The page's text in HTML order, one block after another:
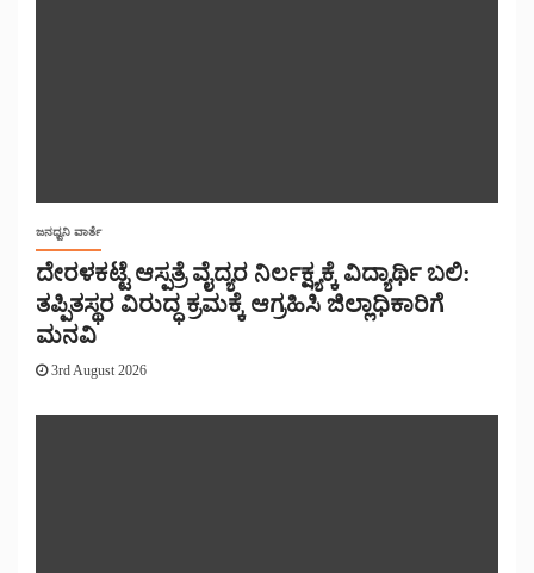
ಜನಧ್ವನಿ ವಾರ್ತೆ
ದೇರಳಕಟ್ಟೆ ಆಸ್ಪತ್ರೆ ವೈದ್ಯರ ನಿರ್ಲಕ್ಷ್ಯಕ್ಕೆ ವಿದ್ಯಾರ್ಥಿ ಬಲಿ:
ತಪ್ಪಿತಸ್ಥರ ವಿರುದ್ಧ ಕ್ರಮಕ್ಕೆ ಆಗ್ರಹಿಸಿ ಜಿಲ್ಲಾಧಿಕಾರಿಗೆ
ಮನವಿ
3rd August 2026